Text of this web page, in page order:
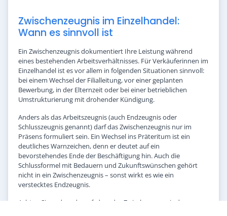
Zwischenzeugnis im Einzelhandel:
Wann es sinnvoll ist
Ein Zwischenzeugnis dokumentiert Ihre Leistung während
eines bestehenden Arbeitsverhältnisses. Für Verkäuferinnen im
Einzelhandel ist es vor allem in folgenden Situationen sinnvoll:
bei einem Wechsel der Filialleitung, vor einer geplanten
Bewerbung, in der Elternzeit oder bei einer betrieblichen
Umstrukturierung mit drohender Kündigung.
Anders als das Arbeitszeugnis (auch Endzeugnis oder
Schlusszeugnis genannt) darf das Zwischenzeugnis nur im
Präsens formuliert sein. Ein Wechsel ins Präteritum ist ein
deutliches Warnzeichen, denn er deutet auf ein
bevorstehendes Ende der Beschäftigung hin. Auch die
Schlussformel mit Bedauern und Zukunftswünschen gehört
nicht in ein Zwischenzeugnis – sonst wirkt es wie ein
verstecktes Endzeugnis.
Achten Sie zudem darauf, dass das Zwischenzeugnis den